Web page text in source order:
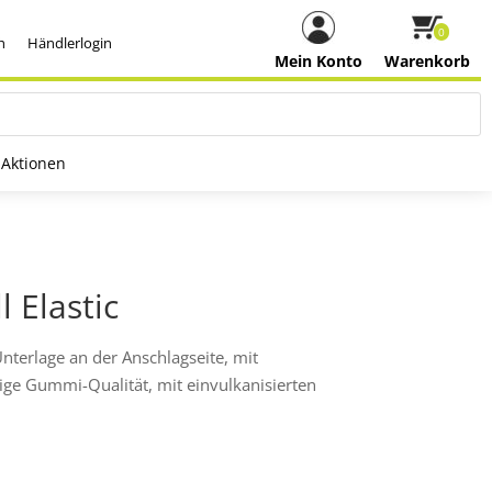
Händlerlogin
Warenkorb
0
Mein Konto
Aktionen
Elastic
an der Anschlagseite, mit
Gummi-Qualität, mit einvulkanisierten